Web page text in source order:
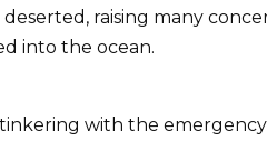
raising many
into the ocean.
with the